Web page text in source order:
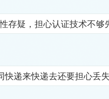
疑，担心认证技术不
递来快递去还要担心丢